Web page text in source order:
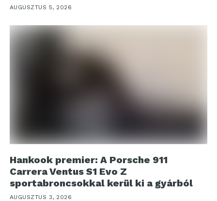
AUGUSZTUS 5, 2026
Hankook premier: A Porsche 911
Carrera Ventus S1 Evo Z
sportabroncsokkal kerül ki a gyárból
AUGUSZTUS 3, 2026